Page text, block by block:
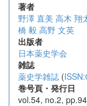
著者
野澤 直美 高木 翔
橋 毅 高野 文英
出版者
日本薬史学会
雑誌
薬史学雑誌 (
巻号頁・発行日
vol.54, no.2,